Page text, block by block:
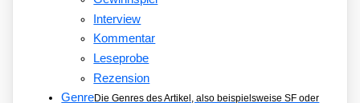
Interview
Kommentar
Leseprobe
Rezension
GenreDie Genres des Artikel, also beispielsweise SF oder